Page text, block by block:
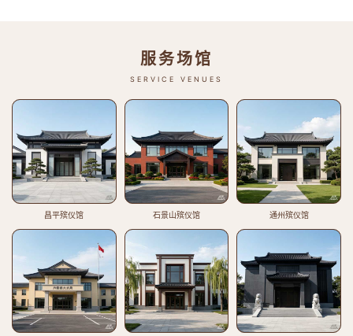
服务场馆
SERVICE VENUES
昌平殡仪馆 石景山殡仪馆 通州殡仪馆